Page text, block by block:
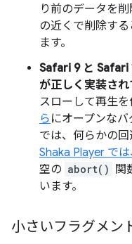
り前のデータを
の近くで削除す
ます。
Safari 9 と Safari
が正しく実装さ
スローして再生を
ら にオープンな
では、何らかの回
Shaka Player では
空の abort()
関
います。
小さいフラグメン